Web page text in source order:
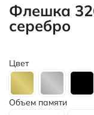
Флешка
серебро
Цвет
Объем памяти